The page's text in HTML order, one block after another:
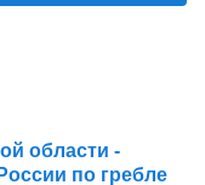
области -
по гребле